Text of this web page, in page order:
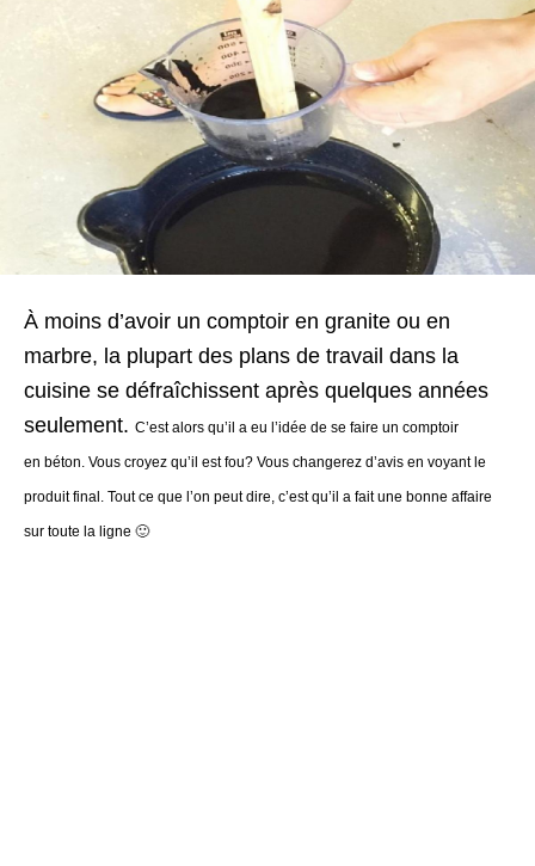
À moins d’avoir un comptoir en granite ou en
marbre, la plupart des plans de travail dans la
cuisine se défraîchissent après quelques années
seulement. C’est alors qu’il a eu l’idée de se faire un comptoir
en béton. Vous croyez qu’il est fou? Vous changerez d’avis en voyant le
produit final. Tout ce que l’on peut dire, c’est qu’il a fait une bonne affaire
sur toute la ligne 🙂